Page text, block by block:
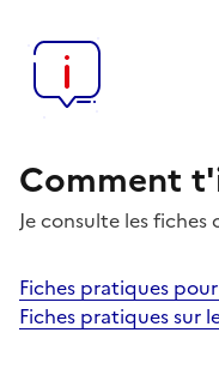
Comment
Je consulte les fiches
Fiches pratiques
Fiches pratiques sur